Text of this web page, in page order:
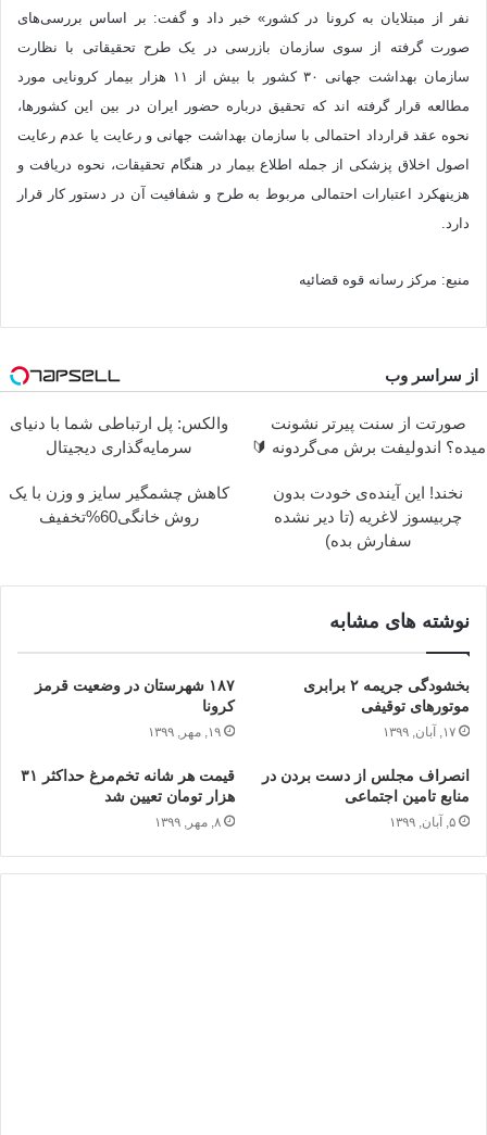
نفر از مبتلایان به کرونا در کشور» خبر داد و گفت: بر اساس بررسی‌های
صورت گرفته از سوی سازمان بازرسی در یک طرح تحقیقاتی با نظارت
سازمان بهداشت جهانی ۳۰ کشور با بیش از ۱۱ هزار بیمار کرونایی مورد
مطالعه قرار گرفته اند که تحقیق درباره حضور ایران در بین این کشورها،
نحوه عقد قرارداد احتمالی با سازمان بهداشت جهانی و رعایت یا عدم رعایت
اصول اخلاق پزشکی از جمله اطلاع بیمار در هنگام تحقیقات، نحوه دریافت و
هزینه‎کرد اعتبارات احتمالی مربوط به طرح و شفافیت آن در دستور کار قرار
دارد.
منبع: مرکز رسانه قوه قضائیه
از سراسر وب
صورتت از سنت پیرتر نشونت
میده؟ اندولیفت برش می‌گردونه 🔰
والکس: پل ارتباطی شما با دنیای
سرمایه‌گذاری دیجیتال
نخند! این آینده‌ی خودت بدون
چربیسوز لاغریه (تا دیر نشده
سفارش بده)
کاهش چشمگیر سایز و وزن با یک
روش خانگی60%تخفیف
نوشته های مشابه
بخشودگی جریمه ۲ برابری
موتورهای توقیفی
۱۷, آبان, ۱۳۹۹
۱۸۷ شهرستان در وضعیت قرمز
کرونا
۱۹, مهر, ۱۳۹۹
انصراف مجلس از دست‌ بردن در
منابع تامین اجتماعی
۵, آبان, ۱۳۹۹
قیمت هر شانه تخم‌مرغ حداکثر ۳۱
هزار تومان تعیین شد
۸, مهر, ۱۳۹۹